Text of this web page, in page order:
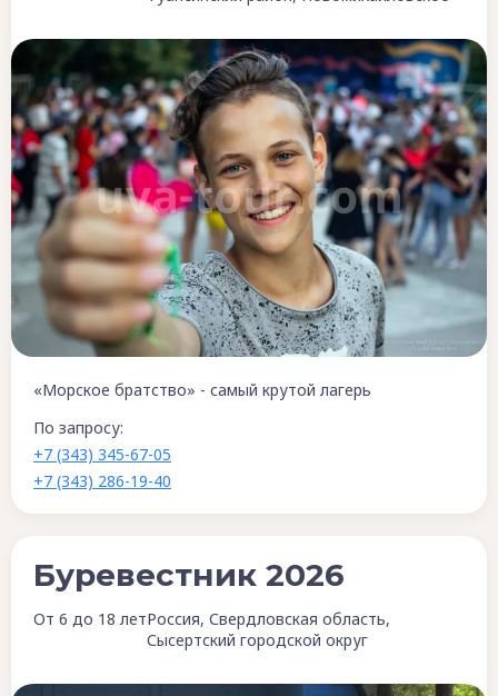
«Морское братство» - самый крутой лагерь
По запросу:
+7 (343) 345-67-05
+7 (343) 286-19-40
Буревестник 2026
От 6 до 18 летРоссия, Свердловская область,
Сысертский городской округ